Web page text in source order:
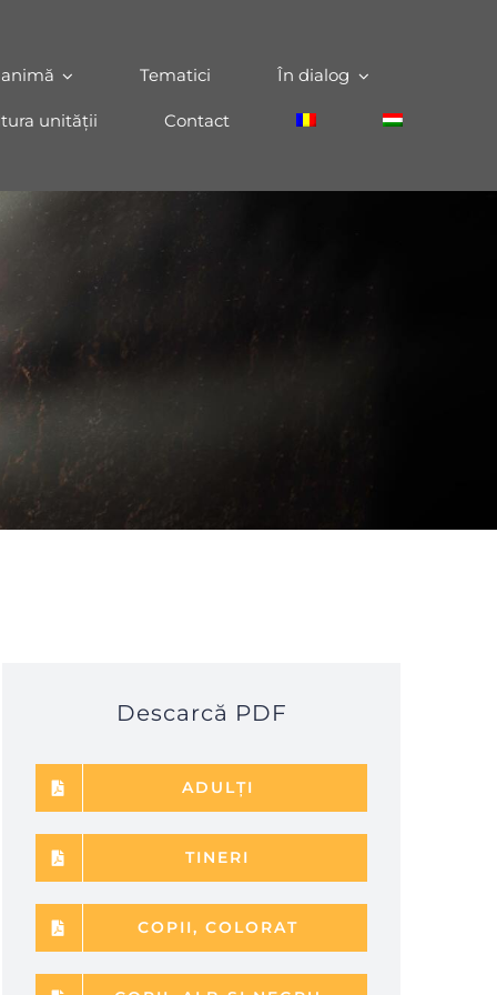
Tematici În dialog
unității Contact
Descarcă PDF
ADULȚI
TINERI
COPII, COLORAT